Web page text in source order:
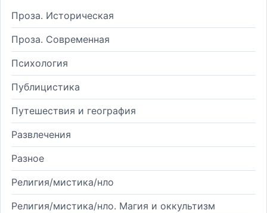
Проза. Историческая
Проза. Современная
Психология
Публицистика
Путешествия и география
Развлечения
Разное
Религия/мистика/нло
Религия/мистика/нло. Магия и оккультизм